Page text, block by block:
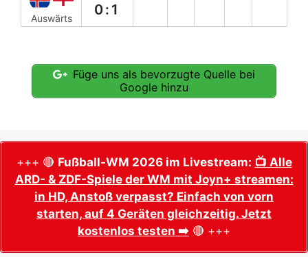
Auswärts
0:1
Füge uns als bevorzugte Quelle bei
Google hinzu
+++ 🔴 Fußball-WM 2026 im Livestream: 📺 Alle
ARD- & ZDF-Spiele der WM mit Joyn+ streamen:
in HD, Anstoß verpasst? Einfach von vorn
starten, auf 4 Geräten gleichzeitig. Jetzt
kostenlos testen ➡️ 🔴 +++